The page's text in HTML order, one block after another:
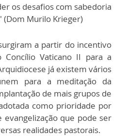
os desafios com sabedoria
(Dom Murilo Krieger)
a partir do incentivo
Concílio Vaticano II para a
já existem vários
para a meditação da
de mais grupos de
como prioridade por
evangelização que pode ser
realidades pastorais.